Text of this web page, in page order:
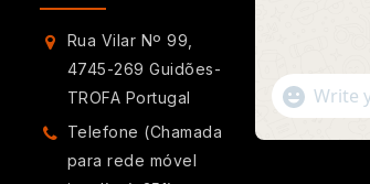
Rua Vilar Nº 99,
4745-269 Guidões-
TROFA Portugal
Telefone (Chamada
para rede móvel
WhatsApp
Message